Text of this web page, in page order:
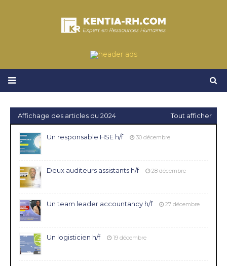
Affichage des articles du 2024 Tout afficher
Un responsable HSE h/f 30 décembre
Deux auditeurs assistants h/f 28 décembre
Un team leader accountancy h/f 27 décembre
Un logisticien h/f 19 décembre